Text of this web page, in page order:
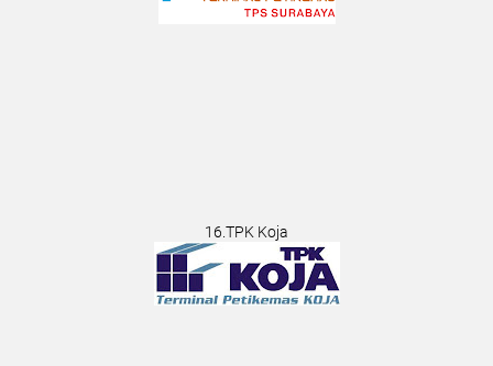
16.TPK Koja